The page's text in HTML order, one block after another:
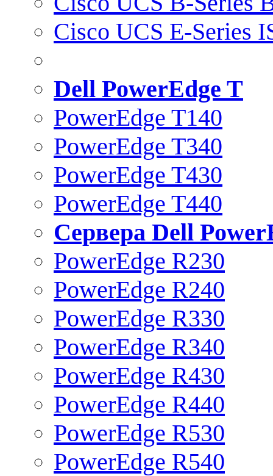
Cisco UCS E-Series
Dell PowerEdge T
PowerEdge T140
PowerEdge T340
PowerEdge T430
PowerEdge T440
Сервера Dell
PowerEdge R230
PowerEdge R240
PowerEdge R330
PowerEdge R340
PowerEdge R430
PowerEdge R440
PowerEdge R530
PowerEdge R540